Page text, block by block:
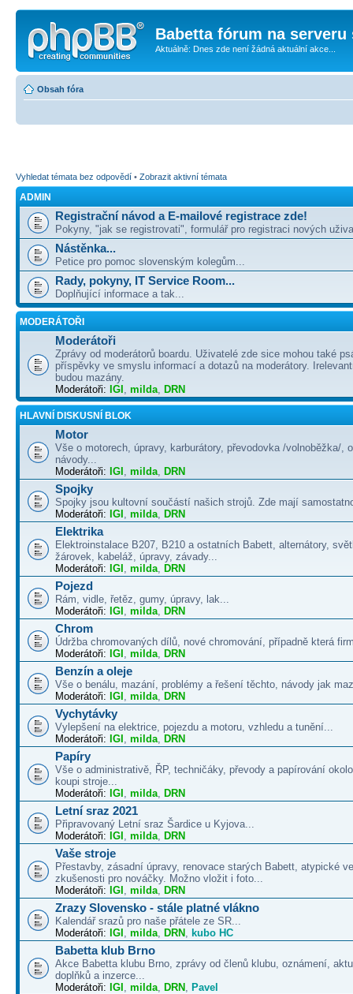
Babetta fórum na serveru
Aktuálně: Dnes zde není žádná aktuální akce...
Obsah fóra
Vyhledat témata bez odpovědí • Zobrazit aktivní témata
ADMIN
Registrační návod a E-mailové registrace zde!
Pokyny, "jak se registrovati", formulář pro registraci nových
Nástěnka...
Petice pro pomoc slovenským kolegům...
Rady, pokyny, IT Service Room...
Doplňující informace a tak...
MODERÁTOŘI
Moderátoři
Zprávy od moderátorů boardu. Uživatelé zde sice mohou také
příspěvky ve smyslu informací a dotazů na moderátory.
budou mazány.
Moderátoři: IGI , milda, DRN
HLAVNÍ DISKUSNÍ BLOK
Motor
Vše o motorech, úpravy, karburátory, převodovka /volnoběžka/,
návody...
Moderátoři: IGI , milda, DRN
Spojky
Spojky jsou kultovní součástí našich strojů. Zde mají
Moderátoři: IGI , milda, DRN
Elektrika
Elektroinstalace B207, B210 a ostatních Babett, alternátory,
žárovek, kabeláž, úpravy, závady...
Moderátoři: IGI , milda, DRN
Pojezd
Rám, vidle, řetěz, gumy, úpravy, lak...
Moderátoři: IGI , milda, DRN
Chrom
Údržba chromovaných dílů, nové chromování, případně která
Moderátoři: IGI , milda, DRN
Benzín a oleje
Vše o benálu, mazání, problémy a řešení těchto, návody jak
Moderátoři: IGI , milda, DRN
Vychytávky
Vylepšení na elektrice, pojezdu a motoru, vzhledu a tunění...
Moderátoři: IGI , milda, DRN
Papíry
Vše o administrativě, ŘP, techničáky, převody a papírování
koupi stroje...
Moderátoři: IGI , milda, DRN
Letní sraz 2021
Připravovaný Letní sraz Šardice u Kyjova...
Moderátoři: IGI , milda, DRN
Vaše stroje
Přestavby, zásadní úpravy, renovace starých Babett, atypické
zkušenosti pro nováčky. Možno vložit i foto...
Moderátoři: IGI , milda, DRN
Zrazy Slovensko - stále platné vlákno
Kalendář srazů pro naše přátele ze SR...
Moderátoři: IGI , milda, DRN , kubo HC
Babetta klub Brno
Akce Babetta klubu Brno, zprávy od členů klubu, oznámení,
doplňků a inzerce...
Moderátoři: IGI , milda, DRN , Pavel